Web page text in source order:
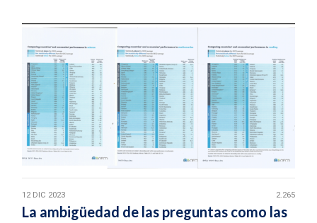
12 DIC 2023 2.265
La ambigüedad de las preguntas como las